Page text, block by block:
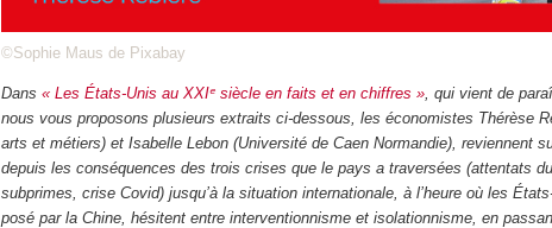
©Sophie Maus de Pixabay
Dans« Les États-Unis au XXIᵉ siècle en faits et en chiffres » , qui vient de
nous vous proposons plusieurs extraits ci-dessous, les économistes Thérèse
arts et métiers) et Isabelle Lebon (Université de Caen Normandie), reviennent
depuis les conséquences des trois crises que le pays a traversées (attentats
subprimes, crise Covid) jusqu’à la situation internationale, à l’heure où les
posé par la Chine, hésitent entre interventionnisme et isolationnisme, en